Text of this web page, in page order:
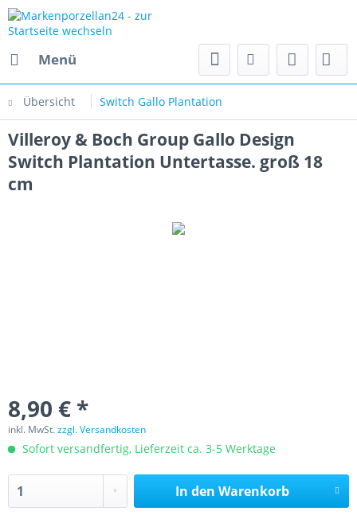
Menü
Übersicht Switch Gallo Plantation
Villeroy & Boch Group Gallo Design
Switch Plantation Untertasse. groß 18
cm
8,90 € *
inkl. MwSt.zzgl. Versandkosten
Sofort versandfertig, Lieferzeit ca. 3-5 Werktage
In den Warenkorb